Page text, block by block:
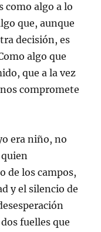
como algo a lo
que, aunque
decisión, es
algo que
que a la vez
compromete
era niño, no
de los campos,
y el silencio de
fuelles que